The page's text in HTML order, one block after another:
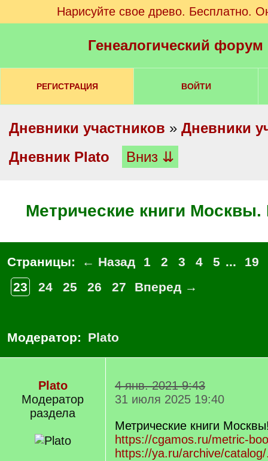
Нарисуйте свое древо. Бесплатно.
Генеалогический
РЕГИСТРАЦИЯ ВОЙТИ
Дневники участников » Дневники
Дневник Plato
Вниз ⇊
Метрические книги Москвы.
Страницы: ← Назад 1 2 3 4 5 ...
19
23
24 25 26 27 Вперед →
Модератор: Plato
Plato
Модератор
раздела
4 янв. 2021 9:43
31 июля 2025 19:40
Метрические книги
https://cgamos.ru/metric-
https://ya.ru/archive/